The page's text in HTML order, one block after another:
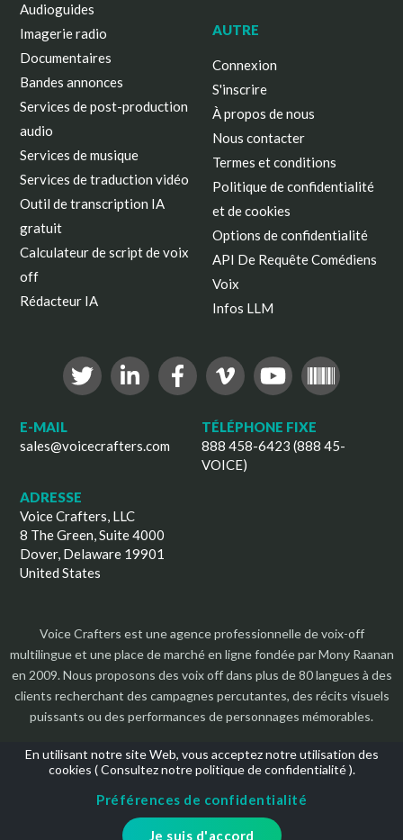
En utilisant notre site Web, vous acceptez notre utilisation des
cookies (Consultez notre politique de confidentialité).
Préférences de confidentialité
Je suis d'accord
Audioguides
Imagerie radio
Documentaires
Bandes annonces
Services de post-production
audio
Services de musique
Services de traduction vidéo
Outil de transcription IA
gratuit
Calculateur de script de voix
off
Rédacteur IA
AUTRE
Connexion
S'inscrire
À propos de nous
Nous contacter
Termes et conditions
Politique de confidentialité
et de cookies
Options de confidentialité
API De Requête Comédiens
Voix
Infos LLM
E-MAIL
sales@voicecrafters.com
TÉLÉPHONE FIXE
888 458-6423 (888 45-
VOICE)
ADRESSE
Voice Crafters, LLC
8 The Green, Suite 4000
Dover, Delaware 19901
United States
Voice Crafters est une agence professionnelle de voix-off
multilingue et une place de marché en ligne fondée par Mony Raanan
en 2009. Nous proposons des voix off dans plus de 80 langues à des
clients recherchant des campagnes percutantes, des récits visuels
puissants ou des performances de personnages mémorables.
Droits d'auteur 2026 | Tous les droits sont réservés